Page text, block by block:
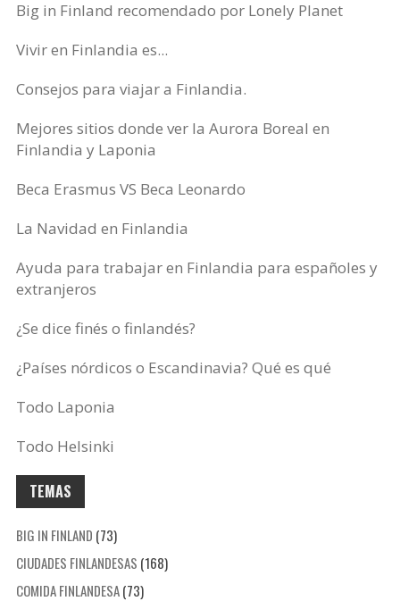
Big in Finland recomendado por Lonely Planet
Vivir en Finlandia es...
Consejos para viajar a Finlandia.
Mejores sitios donde ver la Aurora Boreal en
Finlandia y Laponia
Beca Erasmus VS Beca Leonardo
La Navidad en Finlandia
Ayuda para trabajar en Finlandia para españoles y
extranjeros
¿Se dice finés o finlandés?
¿Países nórdicos o Escandinavia? Qué es qué
Todo Laponia
Todo Helsinki
TEMAS
BIG IN FINLAND (73)
CIUDADES FINLANDESAS (168)
COMIDA FINLANDESA(73)